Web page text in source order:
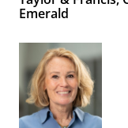
Emerald